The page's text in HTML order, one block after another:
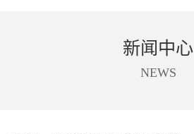
新闻中心
NEWS